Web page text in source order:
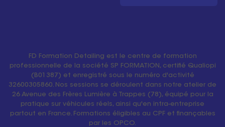
FD Formation Detailing est le centre de formation
professionnelle de la société SP FORMATION, certifié Qualiopi
(B01387) et enregistré sous le numéro d'activité
32600305860. Nos sessions se déroulent dans notre atelier de
26 Avenue des Frères Lumière à Trappes (78), équipé pour la
pratique sur véhicules réels, ainsi qu'en intra-entreprise
partout en France. Formations éligibles au CPF et finançables
par les OPCO.